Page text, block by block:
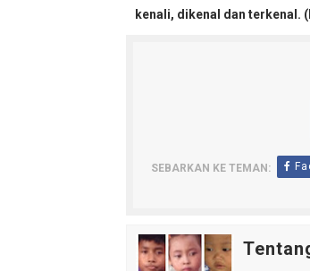
kenali, dikenal dan terkenal.
SEBARKAN KE TEMAN: